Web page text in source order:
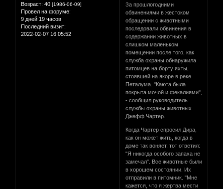
Возраст: 40 [1986-06-09]
Провел на форуме:
9 дней 19 часов
Последний визит:
2022-02-07 16:05:52
За прошлогодними
обвинениями в жестоком
обращении с животными
последовали обвинения в
содержании животных в
слишком маленьком
помещении после того, как
служба охраны обнаружила
питомцев на борту яхты,
стоявшей на якоре в реке
Петалума. "Каюта была
покрыта мочой и фекалиями",
- сообщил руководитель
службы охраны животных
Джефф Чартер.
Когда Чартер спросил Дира,
как он может жить, когда в
доме так воняет, тот ответил:
"Я никогда особого запаха не
замечал". Все животные были
в хорошем состоянии. Их
отправили в питомник. "Мне
кажется, что я жертва мести